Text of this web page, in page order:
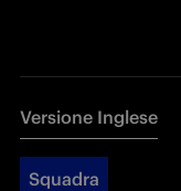
Versione Inglese
Squadra